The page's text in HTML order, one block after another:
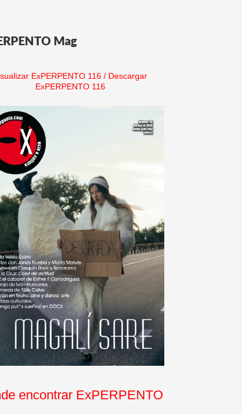
Mag
ExPERPENTO 116 / Descargar
ExPERPENTO 116
encontrar ExPERPENTO